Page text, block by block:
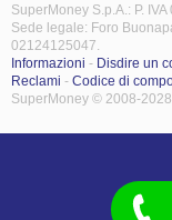
SuperMoney S.p.A.: P.
Sede legale: Foro
02124125047.
Informazioni - Disdire un
Reclami - Codice di
SuperMoney © 2008-